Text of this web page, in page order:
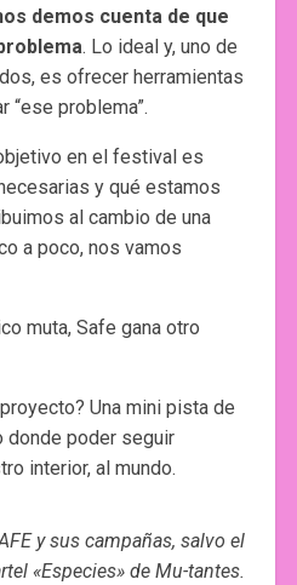
demos cuenta de que
. Lo ideal y, uno de
es ofrecer herramientas
“ese problema”.
en el festival es
y qué estamos
al cambio de una
a poco, nos vamos
muta, Safe gana otro
Una mini pista de
donde poder seguir
interior, al mundo.
y sus campañas, salvo el
«Especies» de Mu-tantes.